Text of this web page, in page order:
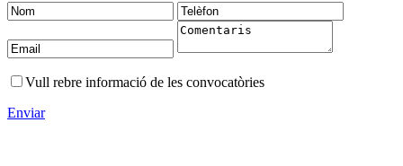
Vull rebre informació de les convocatòries
Enviar